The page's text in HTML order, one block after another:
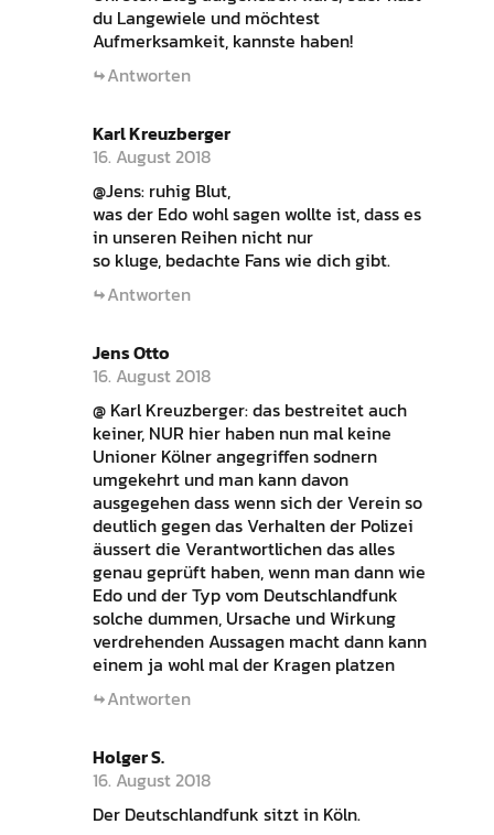
du Langewiele und möchtest
Aufmerksamkeit, kannste haben!
Antworten
Karl Kreuzberger
16. August 2018
@Jens: ruhig Blut,
was der Edo wohl sagen wollte ist, dass es
in unseren Reihen nicht nur
so kluge, bedachte Fans wie dich gibt.
Antworten
Jens Otto
16. August 2018
@ Karl Kreuzberger: das bestreitet auch
keiner, NUR hier haben nun mal keine
Unioner Kölner angegriffen sodnern
umgekehrt und man kann davon
ausgegehen dass wenn sich der Verein so
deutlich gegen das Verhalten der Polizei
äussert die Verantwortlichen das alles
genau geprüft haben, wenn man dann wie
Edo und der Typ vom Deutschlandfunk
solche dummen, Ursache und Wirkung
verdrehenden Aussagen macht dann kann
einem ja wohl mal der Kragen platzen
Antworten
Holger S.
16. August 2018
Der Deutschlandfunk sitzt in Köln.